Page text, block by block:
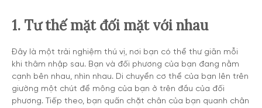
1. Tư thế mặt đối mặt với nhau
Đây là một trải nghiệm thú vị, nơi bạn có thể thư giãn mỗi
khi thâm nhập sau. Bạn và đối phương của bạn đang nằm
cạnh bên nhau, nhìn nhau. Di chuyển cơ thể của bạn lên trên
giường một chút để mông của bạn ở trên đầu của đối
phương. Tiếp theo, bạn quấn chặt chân của bạn quanh chân